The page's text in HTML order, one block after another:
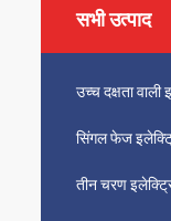
सभी उत्पाद
उच्च दक्षता वाली
सिंगल फेज
तीन चरण